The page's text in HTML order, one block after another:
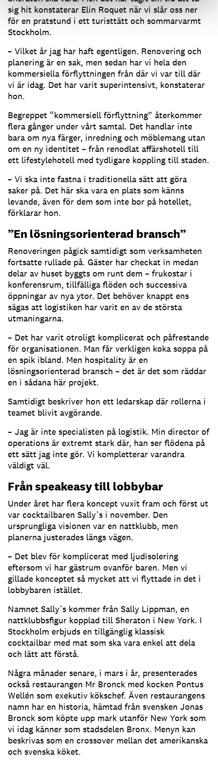
sig hit konstaterar Elin Roquet när vi slår oss ner
för en pratstund i ett turisttätt och sommarvarmt
Stockholm.
– Vilket år jag har haft egentligen. Renovering och
planering är en sak, men sedan har vi hela den
kommersiella förflyttningen från där vi var till där
vi är idag. Det har varit superintensivt, konstaterar
hon.
Begreppet “kommersiell förflyttning” återkommer
flera gånger under vårt samtal. Det handlar inte
bara om nya färger, inredning och möblemang utan
om en ny identitet – från renodlat affärshotell till
ett lifestylehotell med tydligare koppling till staden.
– Vi ska inte fastna i traditionella sätt att göra
saker på. Det här ska vara en plats som känns
levande, även för dem som inte bor på hotellet,
förklarar hon.
”En lösningsorienterad bransch”
Renoveringen pågick samtidigt som verksamheten
fortsatte rullade på. Gäster har checkat in medan
delar av huset byggts om runt dem – frukostar i
konferensrum, tillfälliga flöden och successiva
öppningar av nya ytor. Det behöver knappt ens
sägas att logistiken har varit en av de största
utmaningarna.
– Det har varit otroligt komplicerat och påfrestande
för organisationen. Man får verkligen koka soppa på
en spik ibland. Men hospitality är en
lösningsorienterad bransch – det är det som räddar
en i sådana här projekt.
Samtidigt beskriver hon ett ledarskap där rollerna i
teamet blivit avgörande.
– Jag är inte specialisten på logistik. Min director of
operations är extremt stark där, han ser flödena på
ett sätt jag inte gör. Vi kompletterar varandra
väldigt väl.
Från speakeasy till lobbybar
Under året har flera koncept vuxit fram och först ut
var cocktailbaren Sally’s i november. Den
ursprungliga visionen var en nattklubb, men
planerna justerades längs vägen.
– Det blev för komplicerat med ljudisolering
eftersom vi har gästrum ovanför baren. Men vi
gillade konceptet så mycket att vi flyttade in det i
lobbybaren istället.
Namnet Sally’s kommer från Sally Lippman, en
nattklubbsfigur kopplad till Sheraton i New York. I
Stockholm erbjuds en tillgänglig klassisk
cocktailbar med mat som ska vara enkel att dela
och lätt att förstå.
Några månader senare, i mars i år, presenterades
också restaurangen Mr Bronck med kocken Pontus
Wellén som exekutiv kökschef. Även restaurangens
namn har en historia, hämtad från svensken Jonas
Bronck som köpte upp mark utanför New York som
vi idag känner som stadsdelen Bronx. Menyn kan
beskrivas som en crossover mellan det amerikanska
och svenska köket.